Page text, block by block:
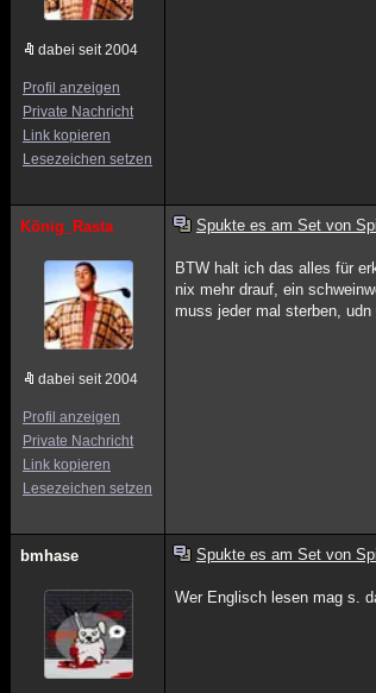
dabei seit 2004
Profil anzeigen
Private Nachricht
Link kopieren
Lesezeichen setzen
König_Rasta
dabei seit 2004
Profil anzeigen
Private Nachricht
Link kopieren
Lesezeichen setzen
Spukte es am Set von
BTW halt ich das alles für
nix mehr drauf, ein
muss jeder mal sterben,
bmhase Spukte es am Set von
Wer Englisch lesen mag s.